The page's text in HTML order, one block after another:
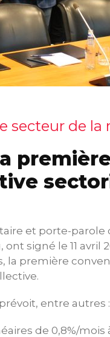
secteur de
et porte-parole
signé le 11 avril
la première
entre autres :
de 0,8%/mois